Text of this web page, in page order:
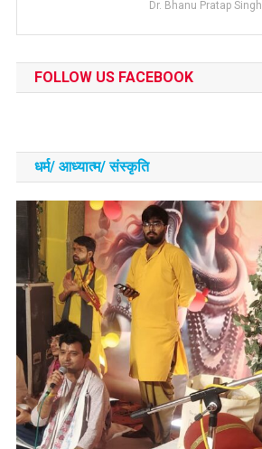
Dr. Bhanu Pratap Singh
FOLLOW US FACEBOOK
धर्म/ आध्‍यात्‍म/ संस्‍कृति